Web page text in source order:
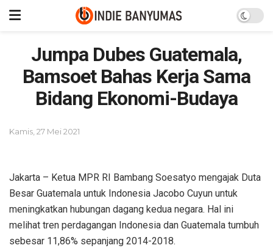
Jumpa Dubes Guatemala,
Bamsoet Bahas Kerja Sama
Bidang Ekonomi-Budaya
Kamis, 27 Mei 2021
Jakarta – Ketua MPR RI Bambang Soesatyo mengajak Duta
Besar Guatemala untuk Indonesia Jacobo Cuyun untuk
meningkatkan hubungan dagang kedua negara. Hal ini
melihat tren perdagangan Indonesia dan Guatemala tumbuh
sebesar 11,86% sepanjang 2014-2018.